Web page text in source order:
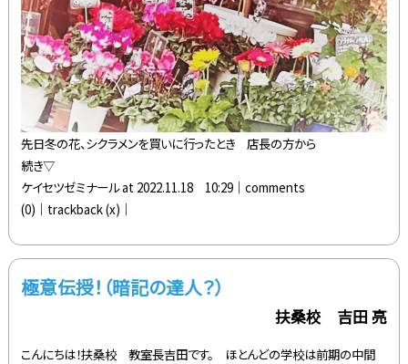
先日冬の花、シクラメンを買いに行ったとき 店長の方から
続き▽
ケイセツゼミナール at 2022.11.18 10:29│comments
(0) │trackback (x)│
極意伝授！（暗記の達人？）
扶桑校 吉田 亮
こんにちは！扶桑校 教室長吉田です。 ほとんどの学校は前期の中間